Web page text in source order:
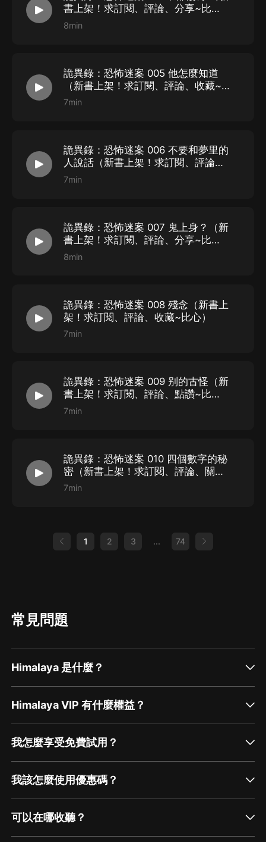
書上架！求訂閱、評論、分享~比
心）
8min
詭異錄：恐怖迷案 005 他怎麼知道
（新書上架！求訂閱、評論、收藏~
比心）
7min
詭異錄：恐怖迷案 006 不要和夢里的
人說話（新書上架！求訂閱、評論、
關注~比心）
7min
詭異錄：恐怖迷案 007 鬼上身？（新
書上架！求訂閱、評論、分享~比
心）
8min
詭異錄：恐怖迷案 008 殘念（新書上
架！求訂閱、評論、收藏~比心）
7min
詭異錄：恐怖迷案 009 别的古怪（新
書上架！求訂閱、評論、點讚~比
心）
7min
詭異錄：恐怖迷案 010 四個數字的秘
密（新書上架！求訂閱、評論、關注
~比心）
7min
1 2 3 ... 74
常見問題
Himalaya 是什麼？
Himalaya VIP 有什麼權益？
我怎麼享受免費試用？
我該怎麼使用優惠碼？
可以在哪收聽？